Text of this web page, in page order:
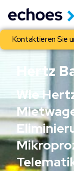
Kontaktieren Sie
Hertz
Wie